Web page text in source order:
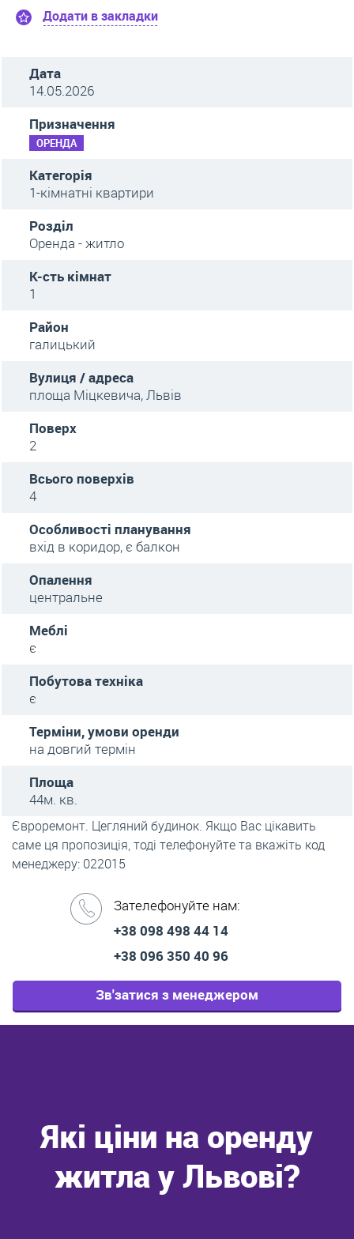
Додати в закладки
Дата
14.05.2026
Призначення
ОРЕНДА
Категорія
1-кімнатні квартири
Розділ
Оренда - житло
К-сть кімнат
1
Район
галицький
Вулиця / адреса
площа Міцкевича, Львів
Поверх
2
Всього поверхів
4
Особливості планування
вхід в коридор, є балкон
Опалення
центральне
Меблі
є
Побутова техніка
є
Терміни, умови оренди
на довгий термін
Площа
44м. кв.
Євроремонт. Цегляний будинок. Якщо Вас цікавить
саме ця пропозиція, тоді телефонуйте та вкажіть код
менеджеру: 022015
Зателефонуйте нам:
+38 098 498 44 14
+38 096 350 40 96
Зв'затися з менеджером
Які ціни на оренду
житла у Львові?